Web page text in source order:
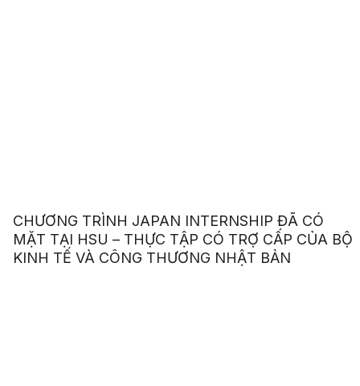
CHƯƠNG TRÌNH JAPAN INTERNSHIP ĐÃ CÓ
MẶT TẠI HSU – THỰC TẬP CÓ TRỢ CẤP CỦA BỘ
KINH TẾ VÀ CÔNG THƯƠNG NHẬT BẢN